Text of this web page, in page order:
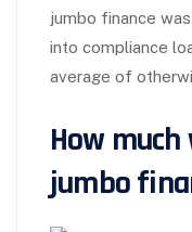
jumbo finance
into compliance
average of
How
jumbo